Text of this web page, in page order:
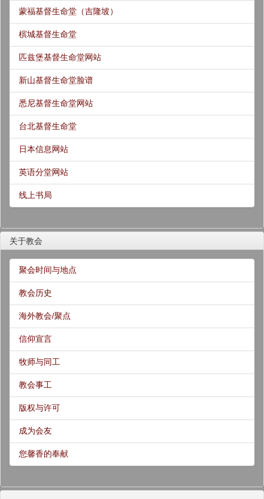
蒙福基督生命堂（吉隆坡）
槟城基督生命堂
匹兹堡基督生命堂网站
新山基督生命堂脸谱
悉尼基督生命堂网站
台北基督生命堂
日本信息网站
英语分堂网站
线上书局
关于教会
聚会时间与地点
教会历史
海外教会/聚点
信仰宣言
牧师与同工
教会事工
版权与许可
成为会友
您馨香的奉献